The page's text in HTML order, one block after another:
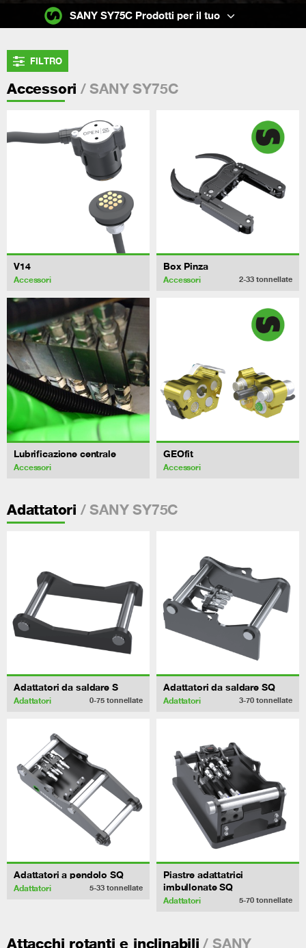
FILTRO
Accessori / SANY SY75C
V14
Accessori
Box Pinza
Accessori 2-33 tonnellate
Lubrificazione centrale
Accessori
GEOfit
Accessori
Adattatori / SANY SY75C
Adattatori da saldare S
Adattatori 0-75 tonnellate
Adattatori da saldare SQ
Adattatori 3-70 tonnellate
Adattatori a pendolo SQ
Adattatori 5-33 tonnellate
Piastre adattatrici
imbullonate SQ
Adattatori 5-70 tonnellate
Attacchi rotanti e inclinabili / SANY
SANY SY75C Prodotti per il tuo